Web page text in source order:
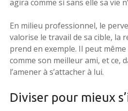
agira comme si sans elle sa vie
En milieu professionnel, le
valorise le travail de sa cible, la
prend en exemple. Il peut
comme son meilleur ami, et ce,
l’amener à s’attacher à lui.
Diviser pour mieux